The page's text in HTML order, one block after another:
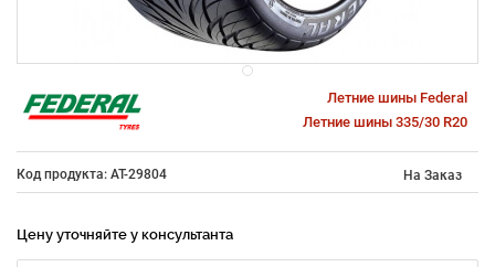
Летние шины Federal
Летние шины 335/30 R20
Код продукта: AT-29804 На Заказ
Цену уточняйте у консультанта